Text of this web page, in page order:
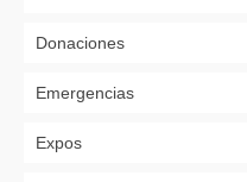
Donaciones
Emergencias
Expos